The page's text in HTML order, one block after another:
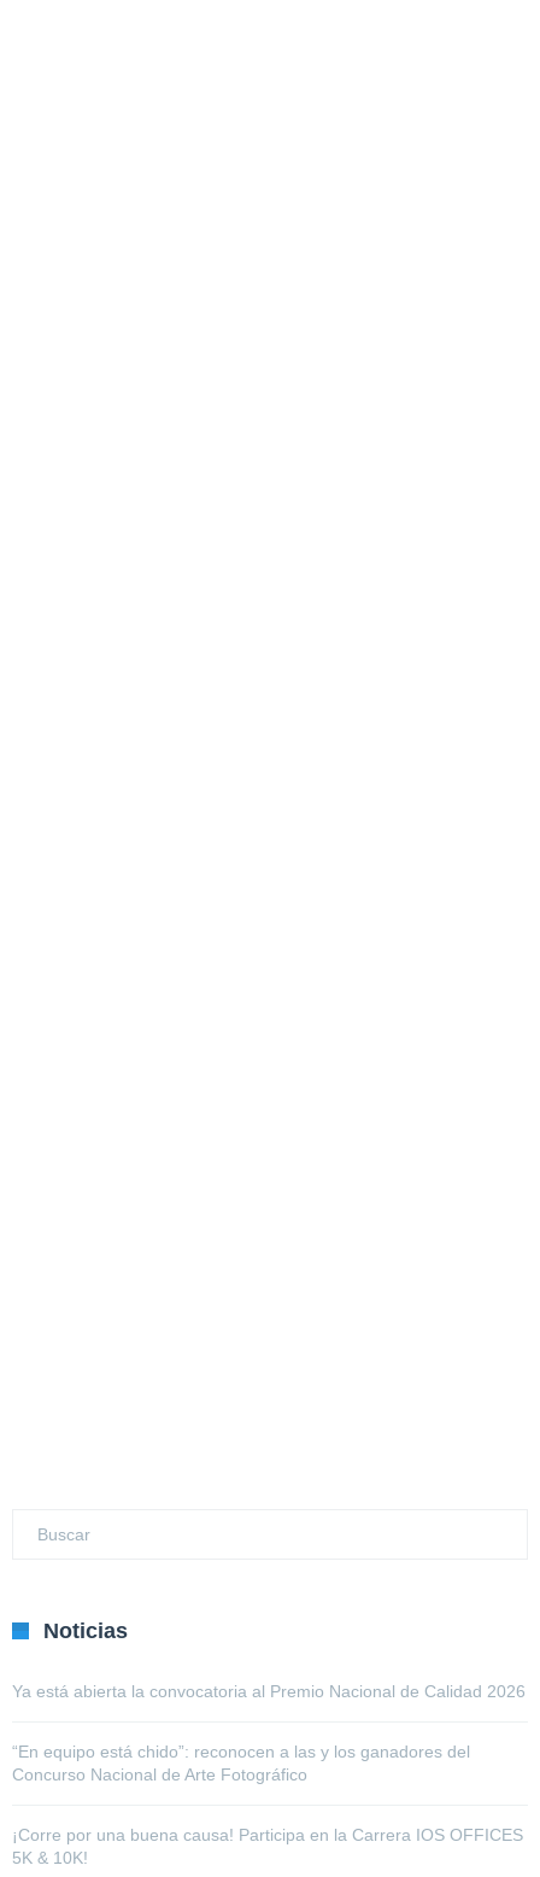
Noticias
Ya está abierta la convocatoria al Premio Nacional de Calidad 2026
“En equipo está chido”: reconocen a las y los ganadores del
Concurso Nacional de Arte Fotográfico
¡Corre por una buena causa! Participa en la Carrera IOS OFFICES
5K & 10K!